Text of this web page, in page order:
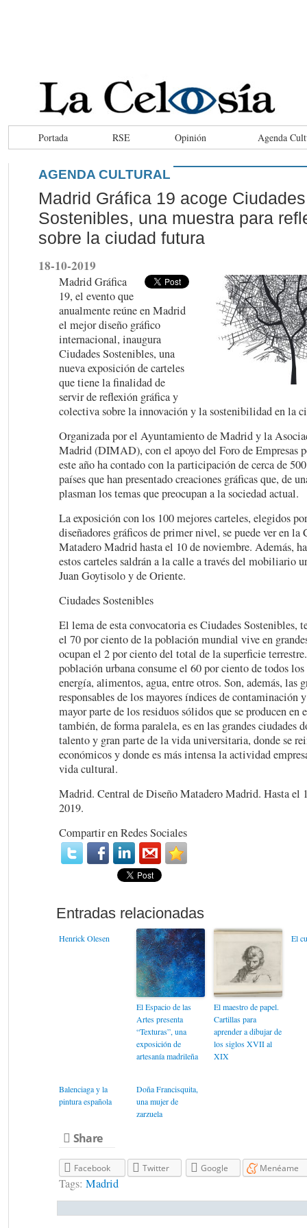
Portada RSE Opinión Agenda
AGENDA CULTURAL
Madrid Gráfica 19 acoge Ciudades
Sostenibles, una muestra para
sobre la ciudad futura
18-10-2019
Madrid Gráfica
19, el evento que
anualmente reúne en Madrid
el mejor diseño gráfico
internacional, inaugura
Ciudades Sostenibles, una
nueva exposición de carteles
que tiene la finalidad de
servir de reflexión gráfica y
colectiva sobre la innovación y la sostenibilidad en la
Organizada por el Ayuntamiento de Madrid y la
Madrid (DIMAD), con el apoyo del Foro de Empresas
este año ha contado con la participación de cerca de
países que han presentado creaciones gráficas que, de
plasman los temas que preocupan a la sociedad actual.
La exposición con los 100 mejores carteles, elegidos
diseñadores gráficos de primer nivel, se puede ver en la
Matadero Madrid hasta el 10 de noviembre. Además,
estos carteles saldrán a la calle a través del mobiliario
Juan Goytisolo y de Oriente.
Ciudades Sostenibles
El lema de esta convocatoria es Ciudades Sostenibles,
el 70 por ciento de la población mundial vive en
ocupan el 2 por ciento del total de la superficie
población urbana consume el 60 por ciento de todos
energía, alimentos, agua, entre otros. Son, además, las
responsables de los mayores índices de contaminación
mayor parte de los residuos sólidos que se producen en
también, de forma paralela, es en las grandes ciudades
talento y gran parte de la vida universitaria, donde se
económicos y donde es más intensa la actividad
vida cultural.
Madrid. Central de Diseño Matadero Madrid. Hasta el
2019.
Compartir en Redes Sociales
Henrick Olesen
El Espacio de las
Artes presenta
“Texturas”, una
exposición de
artesanía madrileña
El maestro de papel.
Cartillas para
aprender a dibujar de
los siglos XVII al
XIX
El
Balenciaga y la
pintura española
Doña Francisquita,
una mujer de
zarzuela
Share
Facebook Twitter Google Menéame
Tags: Madrid